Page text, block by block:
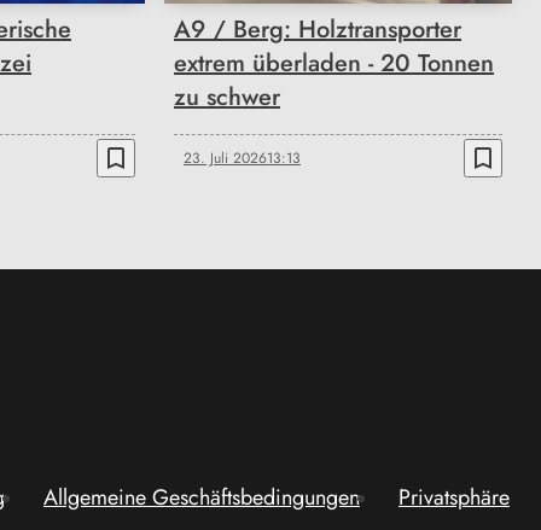
bookmark_border
A9 / Berg: Holztransporter
extrem überladen - 20 Tonnen
zu schwer
23. Juli 202613:13 bookmark_border
Allgemeine Geschäftsbedingungen Privatsphäre